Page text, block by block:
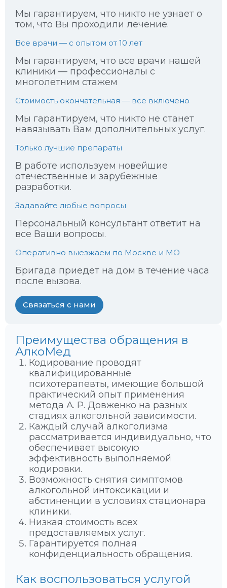
Мы гарантируем, что никто не узнает о
том, что Вы проходили лечение.
Все врачи — с опытом от 10 лет
Мы гарантируем, что все врачи нашей
клиники — профессионалы с
многолетним стажем
Стоимость окончательная — всё включено
Мы гарантируем, что никто не станет
навязывать Вам дополнительных услуг.
Только лучшие препараты
В работе используем новейшие
отечественные и зарубежные
разработки.
Задавайте любые вопросы
Персональный консультант ответит на
все Ваши вопросы.
Оперативно выезжаем по Москве и МО
Бригада приедет на дом в течение часа
после вызова.
Связаться с нами
Преимущества обращения в
АлкоМед
Кодирование проводят
квалифицированные
психотерапевты, имеющие большой
практический опыт применения
метода А. Р. Довженко на разных
стадиях алкогольной зависимости.
Каждый случай алкоголизма
рассматривается индивидуально, что
обеспечивает высокую
эффективность выполняемой
кодировки.
Возможность снятия симптомов
алкогольной интоксикации и
абстиненции в условиях стационара
клиники.
Низкая стоимость всех
предоставляемых услуг.
Гарантируется полная
конфиденциальность обращения.
Как воспользоваться услугой